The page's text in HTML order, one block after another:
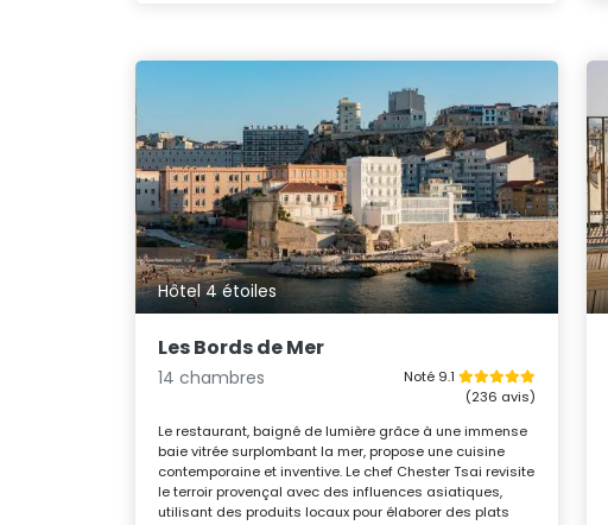
Hôtel 4 étoiles
Les Bords de Mer
14 chambres
Noté 9.1
(236 avis)
Le restaurant, baigné de lumière grâce à une immense
baie vitrée surplombant la mer, propose une cuisine
contemporaine et inventive. Le chef Chester Tsai revisite
le terroir provençal avec des influences asiatiques,
utilisant des produits locaux pour élaborer des plats